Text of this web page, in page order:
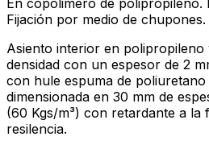
En copolimero de polipropileno.
Fijación por medio de chupones.
Asiento interior en
densidad con un espesor de 2
con hule espuma de
dimensionada en 30 mm de
(60 Kgs/m³) con retardante a la
resilencia.